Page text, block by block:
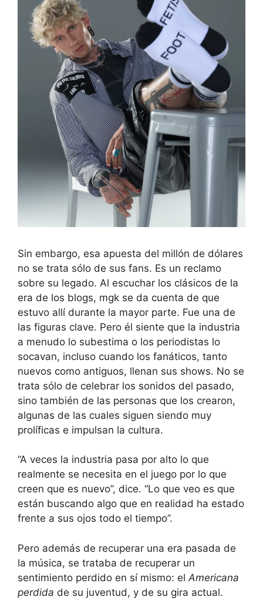
Sin embargo, esa apuesta del millón de dólares
no se trata sólo de sus fans. Es un reclamo
sobre su legado. Al escuchar los clásicos de la
era de los blogs, mgk se da cuenta de que
estuvo allí durante la mayor parte. Fue una de
las figuras clave. Pero él siente que la industria
a menudo lo subestima o los periodistas lo
socavan, incluso cuando los fanáticos, tanto
nuevos como antiguos, llenan sus shows. No se
trata sólo de celebrar los sonidos del pasado,
sino también de las personas que los crearon,
algunas de las cuales siguen siendo muy
prolíficas e impulsan la cultura.
“A veces la industria pasa por alto lo que
realmente se necesita en el juego por lo que
creen que es nuevo”, dice. “Lo que veo es que
están buscando algo que en realidad ha estado
frente a sus ojos todo el tiempo”.
Pero además de recuperar una era pasada de
la música, se trataba de recuperar un
sentimiento perdido en sí mismo: el Americana
perdida de su juventud, y de su gira actual.